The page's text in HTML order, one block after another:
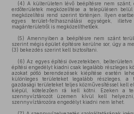
(4) A külterületen lévő beépítésre nem szánt,
erdőterületek megközelítése a településen
megközelítési rend szerint történjen. Ilyen
egyes terület-felhasználási egységek,
magánterületről is megközelíthetőek.
(5) Amennyiben a beépítésre nem szánt
szerint mégis épület építésre kerülne sor, úgy a
(3) bekezdés szerint kell biztosítani.
(6) Az egyes építési övezetekben,
építési engedélyt kiadni csak legalább részleges
azokat pótló berendezések kiépítése esetén
különleges területeket legalább részleges, a
gazdasági területeket teljes közművesítéssel kell
kiépül, kötelezően rá kell kötni. Ezeken a
szennyvíztározót üzemen kívül kell
szennyvíztározóra engedélyt kiadni nem lehet.